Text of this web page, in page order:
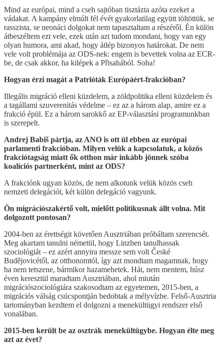
Mind az európai, mind a cseh sajtóban tisztázta azóta ezeket a
vádakat. A kampány elmúlt fél évét gyakorlatilag együtt töltöttük, se
rasszista, se neonáci dolgokat nem tapasztaltam a részéről. Én külön
átbeszéltem ezt vele, ezek után azt tudom mondani, hogy van egy
olyan humora, ami akad, hogy átlép bizonyos határokat. De nem
vele volt problémája az ODS-nek: engem is bevettek volna az ECR-
be, de csak akkor, ha kilépek a Přisahából. Soha!
Hogyan érzi magát a Patrióták Európáért-frakcióban?
Illegális migráció elleni küzdelem, a zöldpolitika elleni küzdelem és
a tagállami szuverenitás védelme – ez az a három alap, amire ez a
frakció épül. Ez a három sarokkő az EP-választási programunkban
is szerepelt.
Andrej Babiš pártja, az ANO is ott ül ebben az európai
parlamenti frakcióban. Milyen velük a kapcsolatuk, a közös
frakciótagság miatt ők otthon már inkább jönnek szóba
koalíciós partnerként, mint az ODS?
A frakciónk ugyan közös, de nem alkotunk velük közös cseh
nemzeti delegációt, két külön delegáció vagyunk.
Ön migrációszakértő volt, mielőtt politikusnak állt volna. Mit
dolgozott pontosan?
2004-ben az érettségit követően Ausztriában próbáltam szerencsét.
Meg akartam tanulni németül, hogy Linzben tanulhassak
szociológiát – ez azért annyira messze sem volt České
Budějovicétől, az otthonomtól, így azt mondtam magamnak, hogy
ha nem tetszene, bármikor hazamehetek. Hát, nem mentem, húsz
éven keresztül maradtam Ausztriában, ahol miután
migrációszociológiára szakosodtam az egyetemen, 2015-ben, a
migrációs válság csúcspontján bedobtak a mélyvízbe. Felső-Ausztria
tartományban kezdtem el dolgozni a menekültügyi rendszer első
vonalában.
2015-ben került be az osztrák menekültügybe. Hogyan élte meg
azt az évet?